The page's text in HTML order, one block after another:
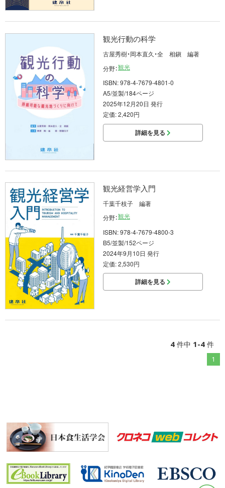
観光行動の科学
古屋秀樹・岡本直久・全 相鎭 編著
分野：観光
ISBN: 978-4-7679-4801-0
A5/並製/184ページ
2025年12月20日 発行
定価: 2,420円
詳細を見る
観光経営学入門
千葉千枝子 編著
分野：観光
ISBN: 978-4-7679-4800-3
B5/並製/152ページ
2024年9月10日 発行
定価: 2,530円
詳細を見る
4件中 1-4件
1